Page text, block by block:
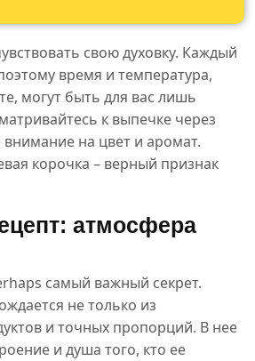
свою духовку. Каждый
время и температура,
могут быть для вас лишь
к выпечке через
на цвет и аромат.
корочка – верный признак
атмосфера
самый важный секрет.
не только из
и точных пропорций. В нее
и душа того, кто ее